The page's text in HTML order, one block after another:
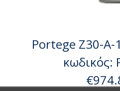
Portege Z30-
κωδικός: